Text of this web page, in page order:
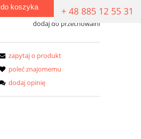
+ 48 885 12 55 31
do koszyka
dodaj do przechowalni
zapytaj o produkt
poleć znajomemu
dodaj opinię